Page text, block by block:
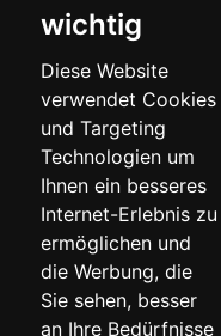
wichtig
Diese Website
verwendet Cookies
und Targeting
Technologien um
Ihnen ein besseres
Internet-Erlebnis zu
ermöglichen und
die Werbung, die
Sie sehen, besser
an Ihre Bedürfnisse